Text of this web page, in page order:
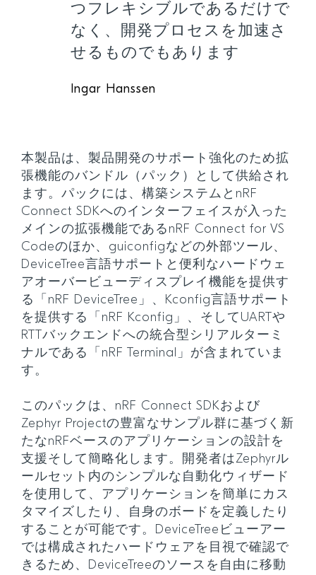
つフレキシブルであるだけで
なく、開発プロセスを加速さ
せるものでもあります
Ingar Hanssen
本製品は、製品開発のサポート強化のため拡
張機能のバンドル（パック）として供給され
ます。パックには、構築システムとnRF
Connect SDKへのインターフェイスが入った
メインの拡張機能であるnRF Connect for VS
Codeのほか、guiconfigなどの外部ツール、
DeviceTree言語サポートと便利なハードウェ
アオーバービューディスプレイ機能を提供す
る「nRF DeviceTree」、Kconfig言語サポート
を提供する「nRF Kconfig」、そしてUARTや
RTTバックエンドへの統合型シリアルターミ
ナルである「nRF Terminal」が含まれていま
す。
このパックは、nRF Connect SDKおよび
Zephyr Projectの豊富なサンプル群に基づく新
たなnRFベースのアプリケーションの設計を
支援そして簡略化します。開発者はZephyrル
ールセット内のシンプルな自動化ウィザード
を使用して、アプリケーションを簡単にカス
タマイズしたり、自身のボードを定義したり
することが可能です。DeviceTreeビューアー
では構成されたハードウェアを目視で確認で
きるため、DeviceTreeのソースを自由に移動